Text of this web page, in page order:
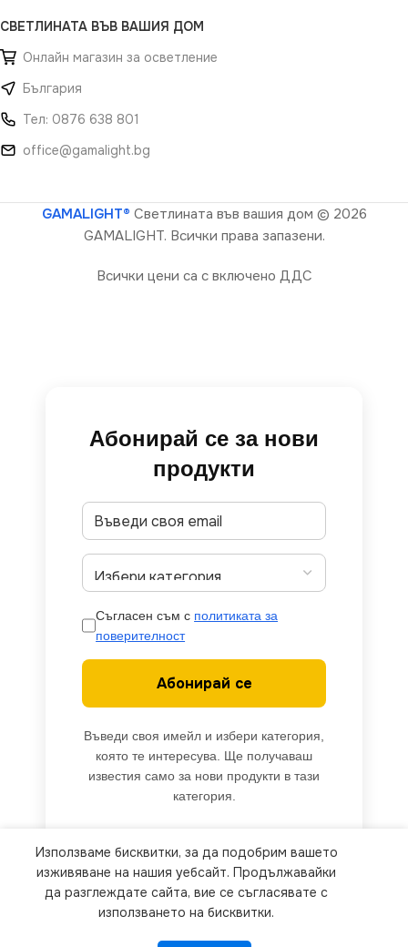
СВЕТЛИНАТА ВЪВ ВАШИЯ ДОМ
Онлайн магазин за осветление
България
Тел: 0876 638 801
office@gamalight.bg
GAMALIGHT® Светлината във вашия дом © 2026
GAMALIGHT. Всички права запазени.
Всички цени са с включено ДДС
Абонирай се за нови
продукти
Съгласен съм с политиката за
поверителност
Абонирай се
Въведи своя имейл и избери категория,
която те интересува. Ще получаваш
известия само за нови продукти в тази
категория.
We use cookies to improve your experience on our
website. By browsing this website, you agree to
our use of cookies.
Използваме бисквитки, за да подобрим вашето
изживяване на нашия уебсайт. Продължавайки
да разглеждате сайта, вие се съгласявате с
използването на бисквитки.